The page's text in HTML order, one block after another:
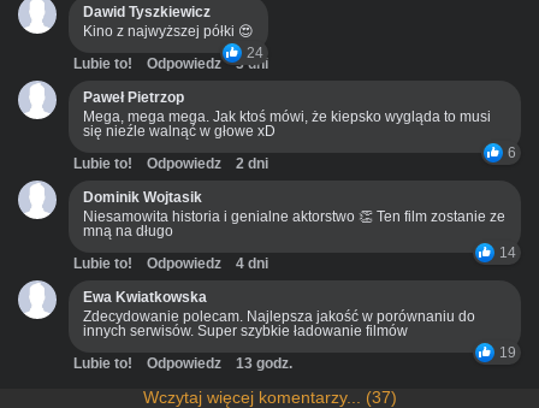
Dawid Tyszkiewicz
Kino z najwyższej półki 😍
24
Lubie to! Odpowiedz
3 dni
Paweł Pietrzop
Mega, mega mega. Jak ktoś mówi, że kiepsko wygląda to musi
się nieźle walnąć w głowe xD
6
Lubie to! Odpowiedz
2 dni
Dominik Wojtasik
Niesamowita historia i genialne aktorstwo 👏 Ten film zostanie ze
mną na długo
14
Lubie to! Odpowiedz
4 dni
Ewa Kwiatkowska
Zdecydowanie polecam. Najlepsza jakość w porównaniu do
innych serwisów. Super szybkie ładowanie filmów
19
Lubie to! Odpowiedz 13 godz.
Wczytaj więcej komentarzy... (37)